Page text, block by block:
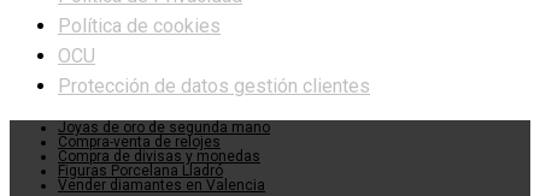
Política de cookies
OCU
Protección de datos gestión clientes
Joyas de oro de segunda mano
Compra-venta de relojes
Compra de divisas y monedas
Figuras Porcelana Lladró
Vender diamantes en Valencia